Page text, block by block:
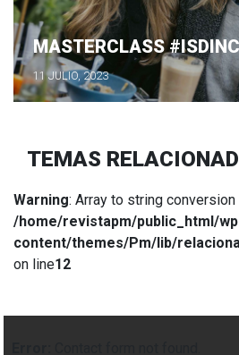
MASTERCLASS
11 JULIO, 2023
TEMAS
Warning: Array to string conversion
/home/revistapm/public_html/
content/themes/Pm/lib/
on line12